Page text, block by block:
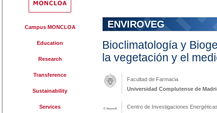
Campus MONCLOA
Education
Research
Transference
Sustainability
Services
ENVIROVEG
Bioclimatología y
la vegetación y el
Facultad de Farmacia
Universidad Complutense de
Centro de Investigaciones